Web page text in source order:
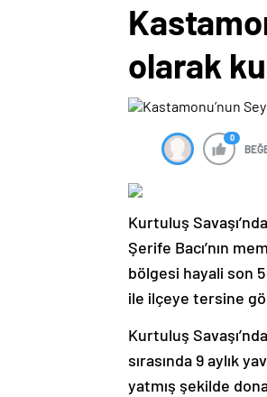
olarak
0
Kurtuluş
Şerife Bacı’nın
bölgesi hayali son
ile ilçeye tersine
Kurtuluş
sırasında 9 aylık
yatmış şekilde